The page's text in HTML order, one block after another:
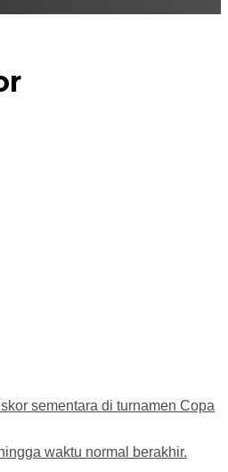
sementara di turnamen Copa
waktu normal berakhir.